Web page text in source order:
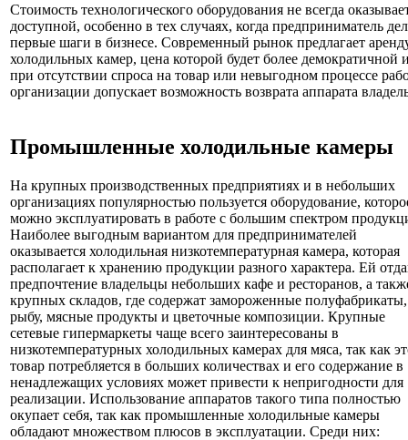
Стоимость технологического оборудования не всегда
доступной, особенно в тех случаях, когда предприниматель
первые шаги в бизнесе. Современный рынок предлагает
холодильных камер, цена которой будет более демократичной
при отсутствии спроса на товар или невыгодном процессе
организации допускает возможность возврата аппарата
Промышленные холодильные камеры
На крупных производственных предприятиях и в небольших
организациях популярностью пользуется оборудование,
можно эксплуатировать в работе с большим спектром
Наиболее выгодным вариантом для предпринимателей
оказывается холодильная низкотемпературная камера, которая
располагает к хранению продукции разного характера. Ей
предпочтение владельцы небольших кафе и ресторанов, а
крупных складов, где содержат замороженные полуфабрикаты,
рыбу, мясные продукты и цветочные композиции. Крупные
сетевые гипермаркеты чаще всего заинтересованы в
низкотемпературных холодильных камерах для мяса, так как
товар потребляется в больших количествах и его содержание в
ненадлежащих условиях может привести к непригодности для
реализации. Использование аппаратов такого типа полностью
окупает себя, так как промышленные холодильные камеры
обладают множеством плюсов в эксплуатации. Среди них: